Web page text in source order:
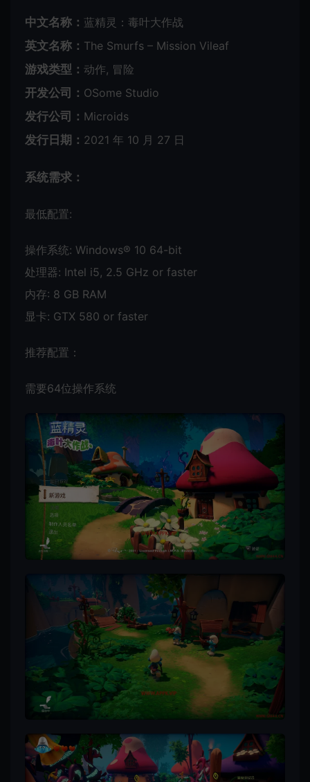
中文名称： 蓝精灵：毒叶大作战
英文名称： The Smurfs – Mission Vileaf
游戏类型： 动作, 冒险
开发公司： OSome Studio
发行公司： Microids
发行日期： 2021 年 10 月 27 日
系统需求：
最低配置:
操作系统: Windows® 10 64-bit
处理器: Intel i5, 2.5 GHz or faster
内存: 8 GB RAM
显卡: GTX 580 or faster
推荐配置：
需要64位操作系统